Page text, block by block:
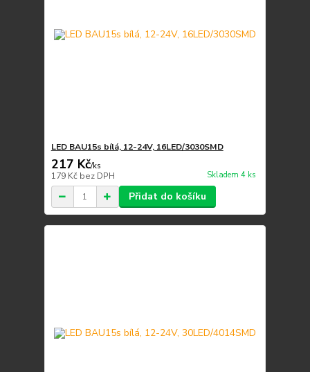
LED BAU15s bílá, 12-24V, 16LED/3030SMD
217 Kč/ks
179 Kč bez DPH Skladem 4 ks
Přidat do košíku